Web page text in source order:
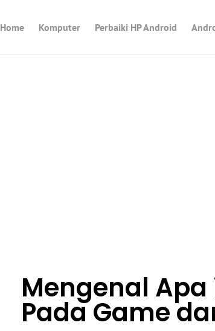
Home Komputer Perbaiki HP Android
Mengenal
Pada Game